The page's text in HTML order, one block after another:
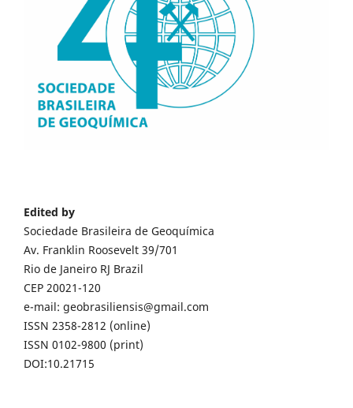
Edited by
Sociedade Brasileira de Geoquímica
Av. Franklin Roosevelt 39/701
Rio de Janeiro RJ Brazil
CEP 20021-120
e-mail: geobrasiliensis@gmail.com
ISSN 2358-2812 (online)
ISSN 0102-9800 (print)
DOI:10.21715